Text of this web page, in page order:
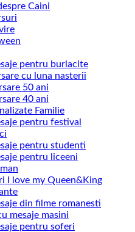
Caini
pentru burlacite
cu luna nasterii
50 ani
40 ani
Familie
pentru festival
pentru studenti
pentru liceeni
I love my Queen&King
din filme romanesti
mesaje masini
pentru soferi